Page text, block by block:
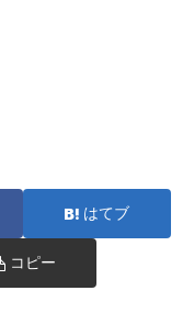
はてブ
コピー